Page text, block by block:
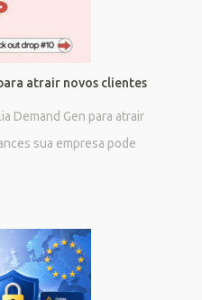
atrair novos clientes
Demand Gen para atrair
sua empresa pode